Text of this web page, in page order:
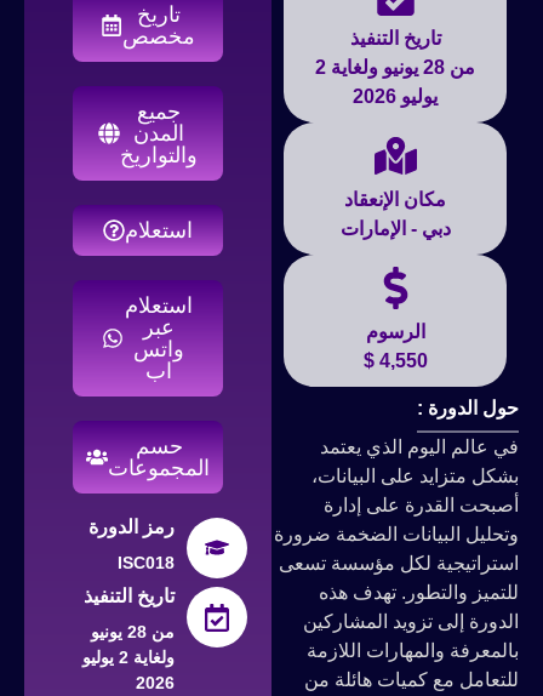
تاريخ التنفيذ
من 28 يونيو ولغاية 2
يوليو 2026
مكان الإنعقاد
دبي - الإمارات
الرسوم
4,550 $
حول الدورة :
في عالم اليوم الذي يعتمد
بشكل متزايد على البيانات،
أصبحت القدرة على إدارة
وتحليل البيانات الضخمة ضرورة
استراتيجية لكل مؤسسة تسعى
للتميز والتطور. تهدف هذه
الدورة إلى تزويد المشاركين
بالمعرفة والمهارات اللازمة
للتعامل مع كميات هائلة من
تاريخ
مخصص
جميع
المدن
والتواريخ
استعلام
استعلام
عبر
واتس
اب
حسم
المجموعات
رمز الدورة
ISC018
تاريخ التنفيذ
من 28 يونيو
ولغاية 2 يوليو
2026